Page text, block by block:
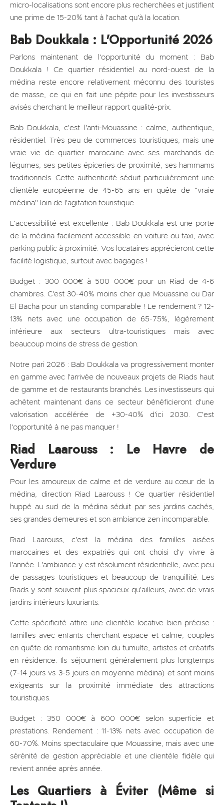
micro-localisations sont encore plus recherchées et justifient
une prime de 15-20% tant à l'achat qu'à la location.
Bab Doukkala : L'Opportunité 2026
Parlons maintenant de l'opportunité du moment : Bab
Doukkala ! Ce quartier résidentiel au nord-ouest de la
médina reste encore relativement méconnu des touristes
de masse, ce qui en fait une pépite pour les investisseurs
avisés cherchant le meilleur rapport qualité-prix.
Bab Doukkala, c'est l'anti-Mouassine : calme, authentique,
résidentiel. Très peu de commerces touristiques, mais une
vraie vie de quartier marocaine avec ses marchands de
légumes, ses petites épiceries de proximité, ses hammams
traditionnels. Cette authenticité séduit particulièrement une
clientèle européenne de 45-65 ans en quête de "vraie
médina" loin de l'agitation touristique.
L'accessibilité est excellente : Bab Doukkala est une porte
de la médina facilement accessible en voiture ou taxi, avec
parking public à proximité. Vos locataires apprécieront cette
facilité logistique, surtout avec bagages !
Budget : 300 000€ à 500 000€ pour un Riad de 4-6
chambres. C'est 30-40% moins cher que Mouassine ou Dar
El Bacha pour un standing comparable ! Le rendement ? 12-
13% nets avec une occupation de 65-75%, légèrement
inférieure aux secteurs ultra-touristiques mais avec
beaucoup moins de stress de gestion.
Notre pari 2026 : Bab Doukkala va progressivement monter
en gamme avec l'arrivée de nouveaux projets de Riads haut
de gamme et de restaurants branchés. Les investisseurs qui
achètent maintenant dans ce secteur bénéficieront d'une
valorisation accélérée de +30-40% d'ici 2030. C'est
l'opportunité à ne pas manquer !
Riad Laarouss : Le Havre de
Verdure
Pour les amoureux de calme et de verdure au cœur de la
médina, direction Riad Laarouss ! Ce quartier résidentiel
huppé au sud de la médina séduit par ses jardins cachés,
ses grandes demeures et son ambiance zen incomparable.
Riad Laarouss, c'est la médina des familles aisées
marocaines et des expatriés qui ont choisi d'y vivre à
l'année. L'ambiance y est résolument résidentielle, avec peu
de passages touristiques et beaucoup de tranquillité. Les
Riads y sont souvent plus spacieux qu'ailleurs, avec de vrais
jardins intérieurs luxuriants.
Cette spécificité attire une clientèle locative bien précise :
familles avec enfants cherchant espace et calme, couples
en quête de romantisme loin du tumulte, artistes et créatifs
en résidence. Ils séjournent généralement plus longtemps
(7-14 jours vs 3-5 jours en moyenne médina) et sont moins
exigeants sur la proximité immédiate des attractions
touristiques.
Budget : 350 000€ à 600 000€ selon superficie et
prestations. Rendement : 11-13% nets avec occupation de
60-70%. Moins spectaculaire que Mouassine, mais avec une
sérénité de gestion appréciable et une clientèle fidèle qui
revient année après année.
Les Quartiers à Éviter (Même si